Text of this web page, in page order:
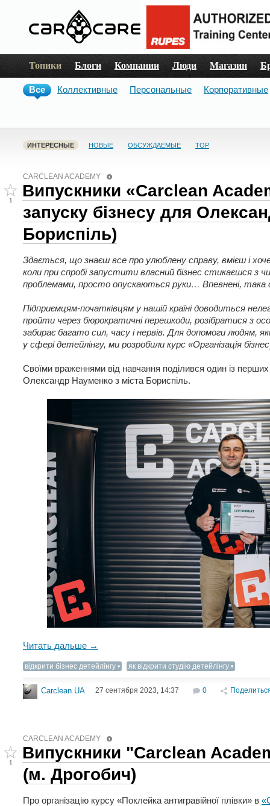
Топики Блоги Компании Люди Магазин
Все Коллективные Персональные Корпоративные
ИНТЕРЕСНЫЕ НОВЫЕ ОБСУЖДАЕМЫЕ TOP
CARCLEAN ACADEMY
1
Випускники «Carclean
запуску бізнесу для
Бориспіль)
Здається, що знаєш все про улюблену справу, вмієш і
коли при спробі запустити власний бізнес стикаєшся з
проблемами, просто опускаються руки… Впевнені, така
Підприємцям-початківцям у нашій країні доводиться
пройти через бюрократичні перешкоди, розібратися з
забирає багато сил, часу і нервів. Для допомоги людям,
у сфері детейлінгу, ми розробили курс «Організація
Своїми враженнями від навчання поділився один із
Олександр Науменко з міста Бориспіль.
Читать дальше →
відкрити бізнес детейлінгу як відкрити студію детейлінгу
Carclean.UA 27 сентября 2023, 14:37 0
CARCLEAN ACADEMY
1
Випускники "Carclean
(м. Дрогобич)
Про організацію курсу «Поклейка антигравійної плівки» в